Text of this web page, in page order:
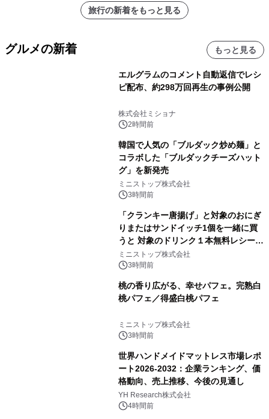
旅行の新着をもっと見る
グルメの新着 もっと見る
エルグラムのコメント自動返信でレシ
ピ配布、約298万回再生の事例公開
株式会社ミショナ
2時間前
韓国で人気の「ブルダック炒め麺」と
コラボした「ブルダックチーズハット
グ」を新発売
ミニストップ株式会社
3時間前
「クランキー唐揚げ」と対象のおにぎ
りまたはサンドイッチ1個を一緒に買
うと 対象のドリンク１本無料レシート
クーポンもらえる！※1
ミニストップ株式会社
3時間前
桃の香り広がる、幸せパフェ。完熟白
桃パフェ／得盛白桃パフェ
ミニストップ株式会社
3時間前
世界ハンドメイドマットレス市場レポ
ート2026-2032：企業ランキング、価
格動向、売上推移、今後の見通し
YH Research株式会社
4時間前